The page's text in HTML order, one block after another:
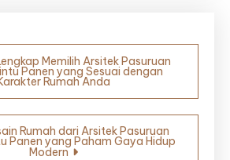
Memilih Arsitek Pasuruan
Panen yang Sesuai dengan
Rumah Anda
Rumah dari Arsitek Pasuruan
Panen yang Paham Gaya Hidup
Modern